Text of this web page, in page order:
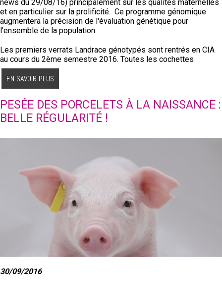
news du 29/08/16) principalement sur les qualités maternelles
et en particulier sur la prolificité. Ce programme génomique
augmentera la précision de l'évaluation génétique pour
l'ensemble de la population.
Les premiers verrats Landrace génotypés sont rentrés en CIA
au cours du 2ème semestre 2016. Toutes les cochettes
sélectionnées pour le renouvellement des élevages de
sélection Landrace vont également être génotypées.
EN SAVOIR PLUS
PESÉE DES PORCELETS À LA NAISSANCE :
BELLE RÉGULARITÉ !
30/09/2016